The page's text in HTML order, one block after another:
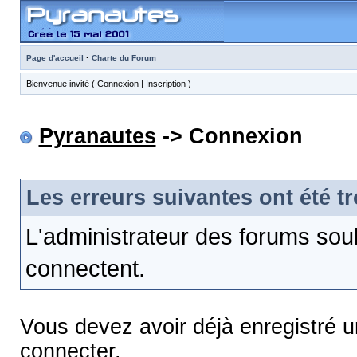
Page d'accueil · Charte du Forum
Bienvenue invité ( Connexion| Inscription)
Pyranautes -> Connexion
Les erreurs suivantes ont été
L'administrateur des forums
connectent.
Vous devez avoir déjà enregistré
connecter.